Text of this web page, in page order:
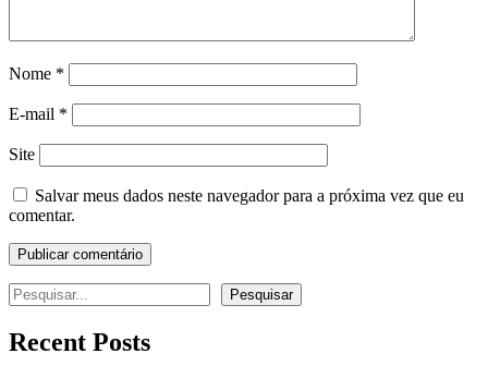
Nome *
E-mail *
Site
Salvar meus dados neste navegador para a próxima vez que eu
comentar.
Pesquisar Pesquisar
Recent Posts